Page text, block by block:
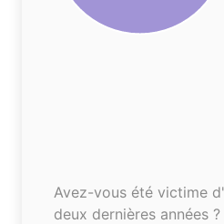
Avez-vous été victime
deux dernières années ?